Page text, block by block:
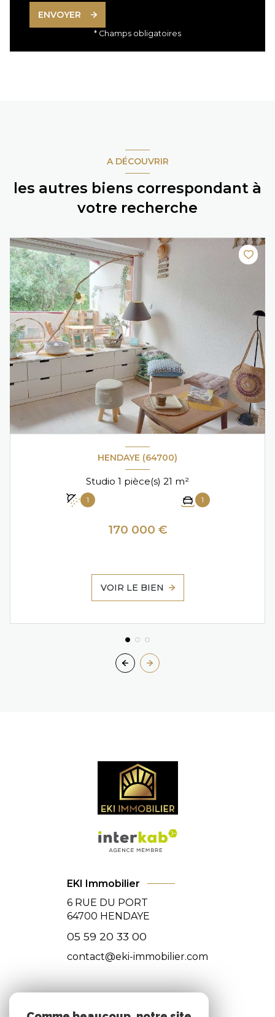
ENVOYER
* Champs obligatoires
A DÉCOUVRIR
les autres biens correspondant à
votre recherche
HENDAYE (64700)
Studio 1 pièce(s) 21 m²
1 1
170 000 €
VOIR LE BIEN
EKI Immobilier
6 RUE DU PORT
64700 HENDAYE
05 59 20 33 00
contact@eki-immobilier.com